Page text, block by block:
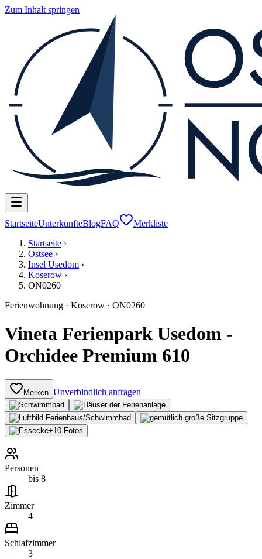
Zum Inhalt springen
StartseiteUnterkünfteBlogFAQ
Merkliste
Startseite ›
Ostsee ›
Insel Usedom ›
Koserow ›
ON0260
Ferienwohnung · Koserow · ON0260
Vineta Ferienpark Usedom -
Orchidee Premium 610
Merken Unverbindlich anfragen
+10 Fotos
Personen
bis 8
Zimmer
4
Schlafzimmer
3